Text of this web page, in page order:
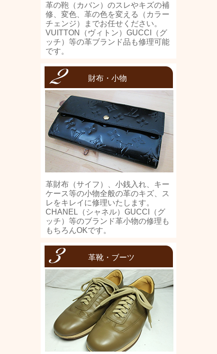
革の鞄（カバン）のスレやキズの補
修、変色、革の色を変える（カラー
チェンジ）までお任せください。
VUITTON（ヴィトン）GUCCI（グ
ッチ）等の革ブランド品も修理可能
です。
財布・小物
革財布（サイフ）、小銭入れ、キー
ケース等の小物全般の革のキズ、ス
レをキレイに修理いたします。
CHANEL（シャネル）GUCCI（グ
ッチ）等のブランド革小物の修理も
もちろんOKです。
革靴・ブーツ